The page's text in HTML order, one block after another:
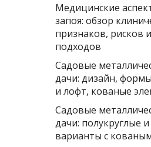
Медицинские
запоя: обзор
признаков, рисков
подходов
Садовые
дачи: дизайн,
и лофт, кованые
Садовые
дачи: полукруглые
варианты с